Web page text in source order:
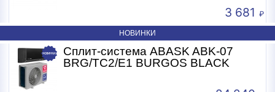
3 681
НОВИНКИ
Сплит-система ABASK ABK-07
BRG/TC2/E1 BURGOS BLACK